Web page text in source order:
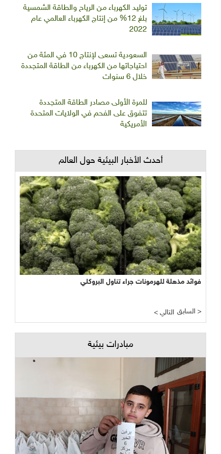
توليد الكهرباء من الرياح والطاقة الشمسية
بلغ 12% من إنتاج الكهرباء العالمي عام
2022
السعودية تسعى لإنتاج 10 في المئة من
احتياجاتها من الكهرباء من الطاقة المتجددة
خلال 6 سنوات
للمرة الأولى مصادر الطاقة المتجددة
تتفوق على الفحم في الولايات المتحدة
الأمريكية
أحدث الأخبار البيئية حول العالم
فوائد مذهلة للهرمونات جراء تناول البروكلي
< التالي السابق >
مبادرات بيئية